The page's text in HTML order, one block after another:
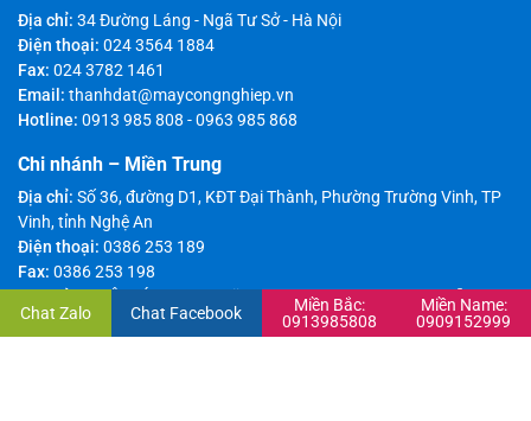
Địa chỉ: 34 Đường Láng - Ngã Tư Sở - Hà Nội
Điện thoại: 024 3564 1884
Fax: 024 3782 1461
Email: thanhdat@maycongnghiep.vn
Hotline: 0913 985 808 -0963 985 868
Chi nhánh – Miền Trung
Địa chỉ: Số 36, đường D1, KĐT Đại Thành, Phường Trường Vinh, TP
Vinh, tỉnh Nghệ An
Điện thoại: 0386 253 189
Fax: 0386 253 198
440 Ông Ích Khiêm, Vĩnh Trung, Thanh Khê, TP Đà Nẵng
Điện thoại:
0901 120 122
Chat Zalo Chat Facebook
Miền Bắc:
0913985808
Miền Name:
0909152999